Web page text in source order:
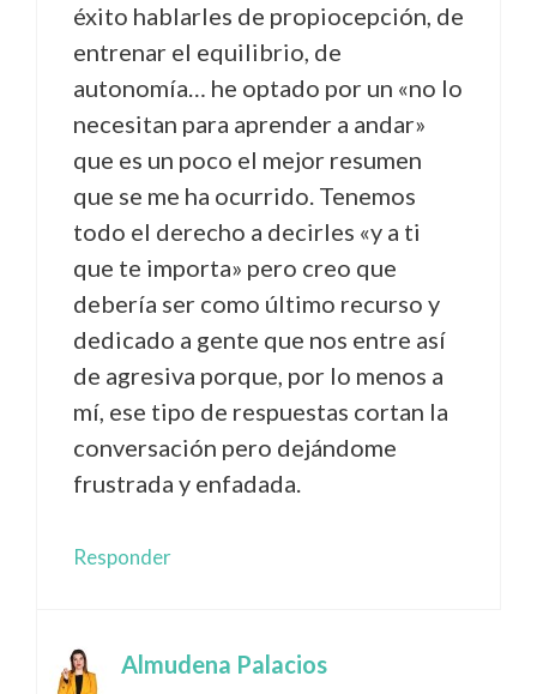
éxito hablarles de propiocepción, de
entrenar el equilibrio, de
autonomía… he optado por un «no lo
necesitan para aprender a andar»
que es un poco el mejor resumen
que se me ha ocurrido. Tenemos
todo el derecho a decirles «y a ti
que te importa» pero creo que
debería ser como último recurso y
dedicado a gente que nos entre así
de agresiva porque, por lo menos a
mí, ese tipo de respuestas cortan la
conversación pero dejándome
frustrada y enfadada.
Responder
Almudena Palacios